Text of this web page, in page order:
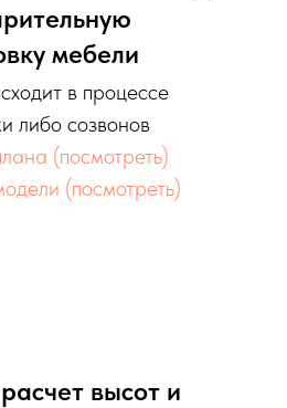
мебели
в процессе
либо созвонов
(посмотреть)
(посмотреть)
высот и